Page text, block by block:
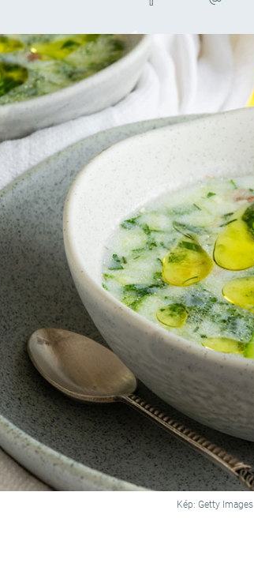
Kép: Getty Images